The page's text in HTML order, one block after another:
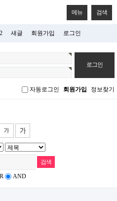
메뉴 검색
새글 회원가입 로그인
자동로그인 회원가입 정보찾기
AND